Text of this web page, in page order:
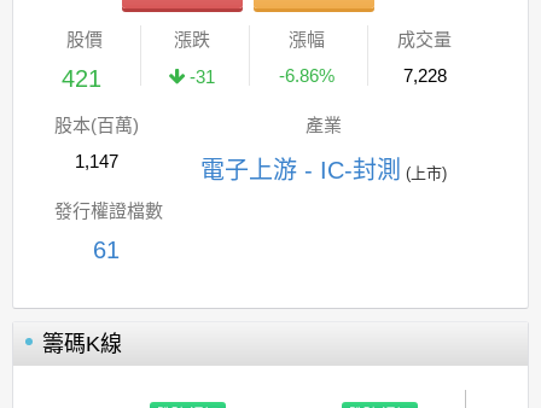
股價
421
漲跌
-31
漲幅
-6.86%
成交量
7,228
股本(百萬)
1,147
產業
電子上游 - IC-封測 (上市)
發行權證檔數
61
籌碼K線